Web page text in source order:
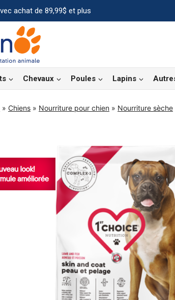
achat de 89,99$ et plus
Chevaux Poules Lapins
» Chiens » Nourriture pour chien » Nourriture sèche